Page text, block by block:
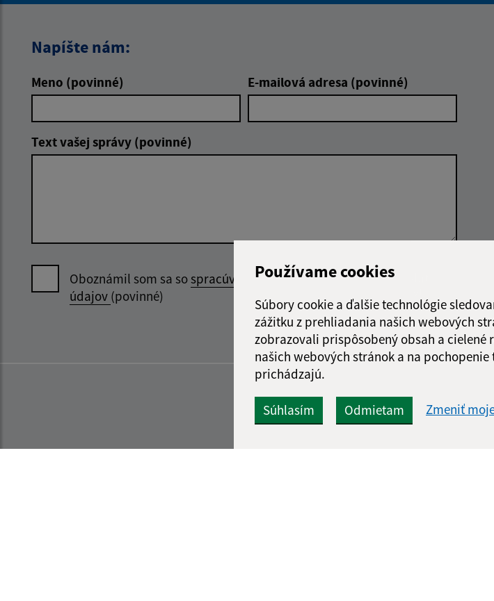
Používame cookies
Súbory cookie a ďalšie technológie
zážitku z prehliadania našich webových
zobrazovali prispôsobený obsah a cielené
našich webových stránok a na
prichádzajú.
Súhlasím Odmietam Zmeniť
Napíšte nám:
Meno (povinné) E-mailová adresa (povinné)
Text vašej správy (povinné)
Oboznámil som sa sospracúvaním osobných
údajov (povinné)
Google reCaptcha Response
Odoslať